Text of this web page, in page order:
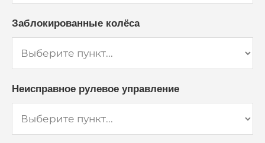
Заблокированные колёса
Неисправное рулевое управление